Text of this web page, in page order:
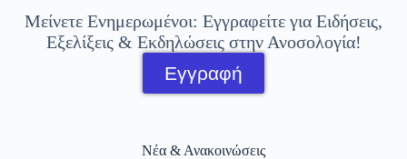
Μείνετε Ενημερωμένοι: Εγγραφείτε για Ειδήσεις,
Εξελίξεις & Εκδηλώσεις στην Ανοσολογία!
Εγγραφή
Νέα & Ανακοινώσεις